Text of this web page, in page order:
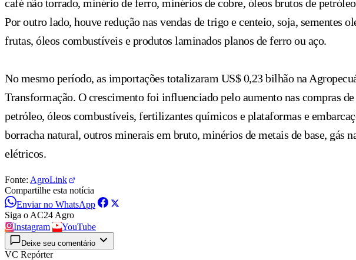
café não torrado, minério de ferro, minérios de cobre, óleos brutos de
Por outro lado, houve redução nas vendas de trigo e centeio, soja, sementes
frutas, óleos combustíveis e produtos laminados planos de ferro ou aço.
No mesmo período, as importações totalizaram US$ 0,23 bilhão na
Transformação. O crescimento foi influenciado pelo aumento nas compras
petróleo, óleos combustíveis, fertilizantes químicos e plataformas e
borracha natural, outros minerais em bruto, minérios de metais de base, gás
elétricos.
Fonte: AgroLink
Compartilhe esta notícia
Enviar no WhatsApp
Siga o AC24 Agro
Instagram
YouTube
Deixe seu comentário
VC Repórter